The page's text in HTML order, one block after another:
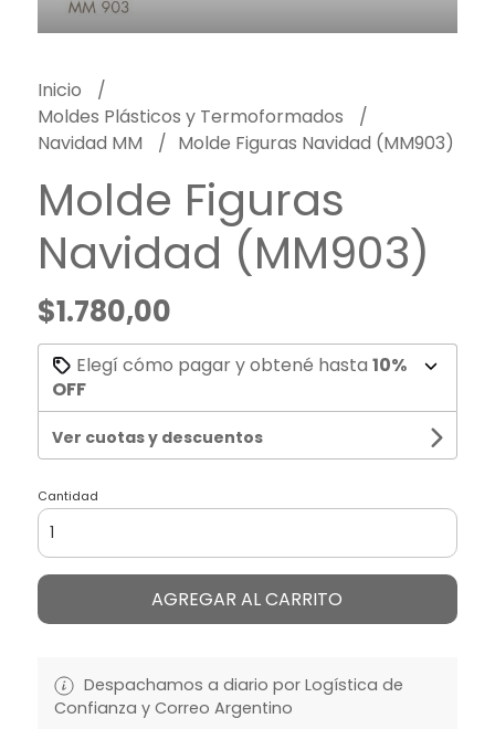
Inicio
Moldes Plásticos y Termoformados
Navidad MM
Molde Figuras Navidad (MM903)
Molde Figuras
Navidad (MM903)
$1.780,00
Elegí cómo pagar y obtené hasta 10%
OFF
Ver cuotas y descuentos
Cantidad
AGREGAR AL CARRITO
Despachamos a diario por Logística de
Confianza y Correo Argentino